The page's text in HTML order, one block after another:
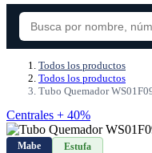
Todos los productos
Todos los productos
Tubo Quemador
Centrales + 40%
Mabe Estufa